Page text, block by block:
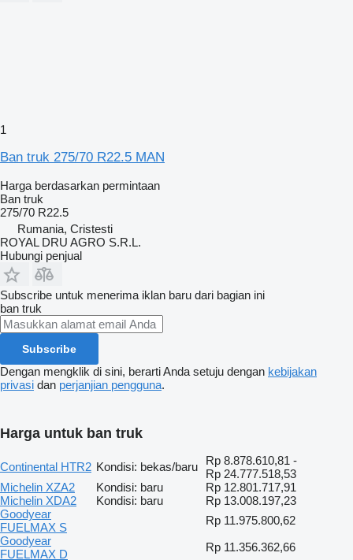
1
Ban truk 275/70 R22.5 MAN
Harga berdasarkan permintaan
Ban truk
275/70 R22.5
Rumania, Cristesti
ROYAL DRU AGRO S.R.L.
Hubungi penjual
Subscribe untuk menerima iklan baru dari bagian ini
ban truk
Subscribe
Dengan mengklik di sini, berarti Anda setuju dengan kebijakan
privasi dan perjanjian pengguna.
Harga untuk ban truk
Continental HTR2 Kondisi: bekas/baru
Rp 8.878.610,81 -
Rp 24.777.518,53
Michelin XZA2
Kondisi: baru
Rp 12.801.717,91
Michelin XDA2
Kondisi: baru
Rp 13.008.197,23
Goodyear
FUELMAX S
Rp 11.975.800,62
Goodyear
FUELMAX D
Rp 11.356.362,66